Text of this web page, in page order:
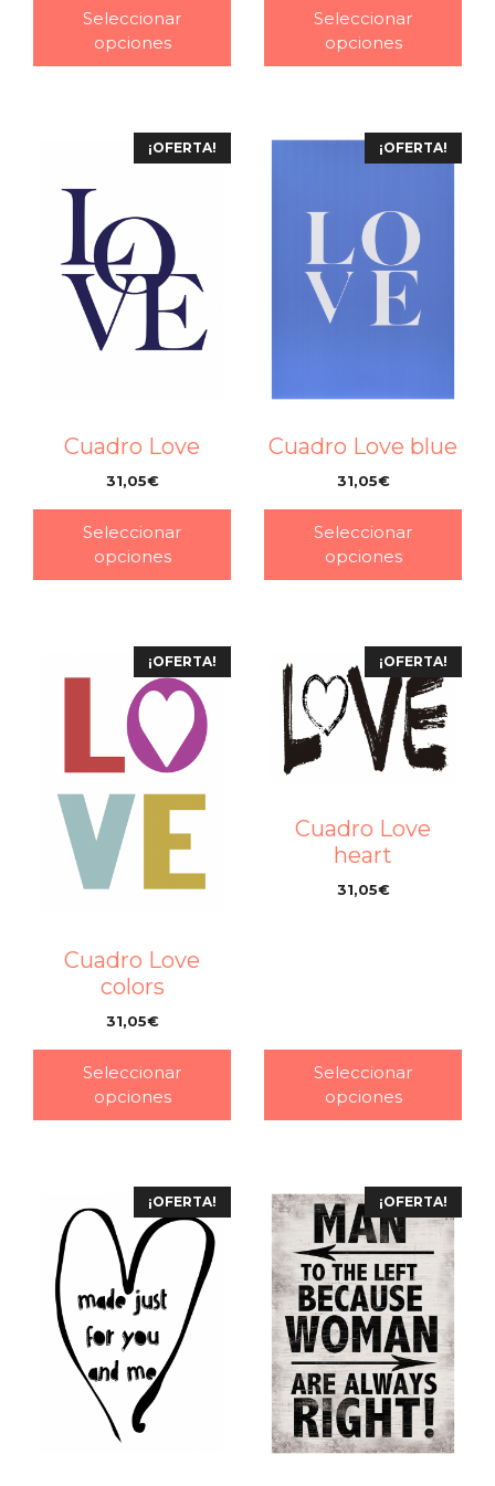
Seleccionar
opciones
Seleccionar
opciones
¡OFERTA!
Cuadro Love
31,05€
Seleccionar
opciones
¡OFERTA!
Cuadro Love blue
31,05€
Seleccionar
opciones
¡OFERTA!
Cuadro Love
colors
31,05€
Seleccionar
opciones
¡OFERTA!
Cuadro Love
heart
31,05€
Seleccionar
opciones
¡OFERTA! ¡OFERTA!